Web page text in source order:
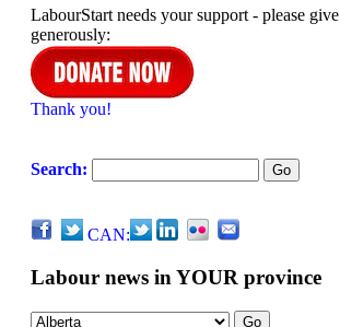
LabourStart needs your support - please give
generously:
Thank you!
Search:
CAN:
Labour news in YOUR province